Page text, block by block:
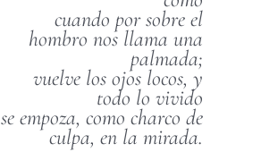
cuando por sobre el
hombro nos llama una
palmada;
vuelve los ojos locos, y
todo lo vivido
se empoza, como charco de
culpa, en la mirada.